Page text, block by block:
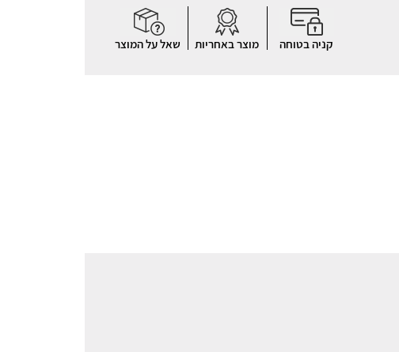
קניה בטוחה מוצר באחריות שאל על המוצר